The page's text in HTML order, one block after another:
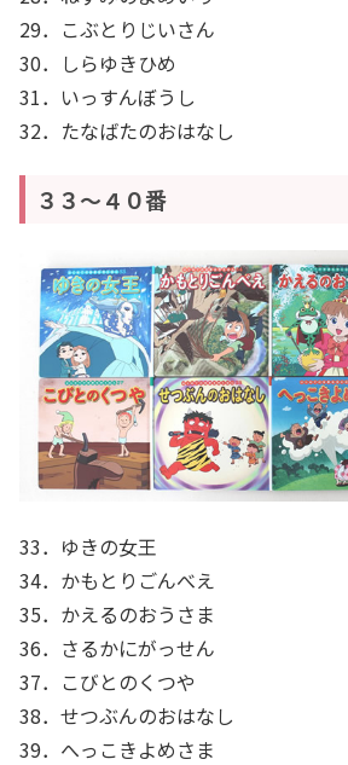
29．こぶとりじいさん
30．しらゆきひめ
31．いっすんぼうし
32．たなばたのおはなし
３３～４０番
33．ゆきの女王
34．かもとりごんべえ
35．かえるのおうさま
36．さるかにがっせん
37．こびとのくつや
38．せつぶんのおはなし
39．へっこきよめさま